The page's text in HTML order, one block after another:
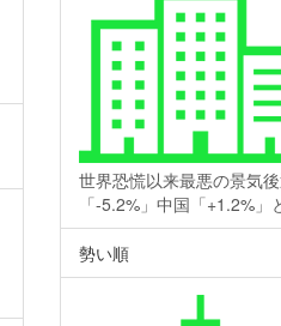
世界恐慌以来最悪の景気
「-5.2%」中国「+1.2%」
勢い順